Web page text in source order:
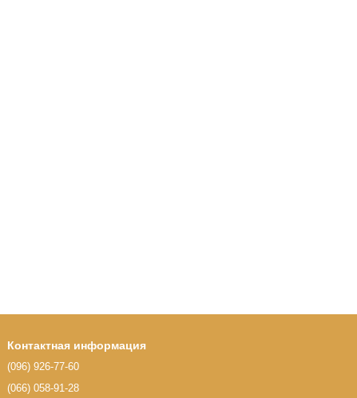
Контактная информация
(096) 926-77-60
(066) 058-91-28